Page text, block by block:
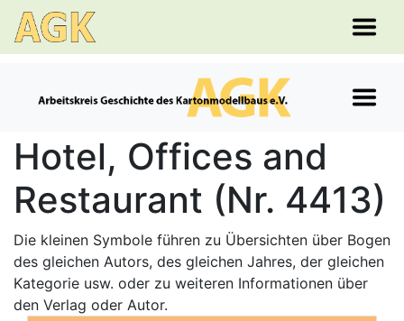
Hotel, Offices and
Restaurant (Nr. 4413)
Die kleinen Symbole führen zu Übersichten über Bogen
des gleichen Autors, des gleichen Jahres, der gleichen
Kategorie usw. oder zu weiteren Informationen über
den Verlag oder Autor.